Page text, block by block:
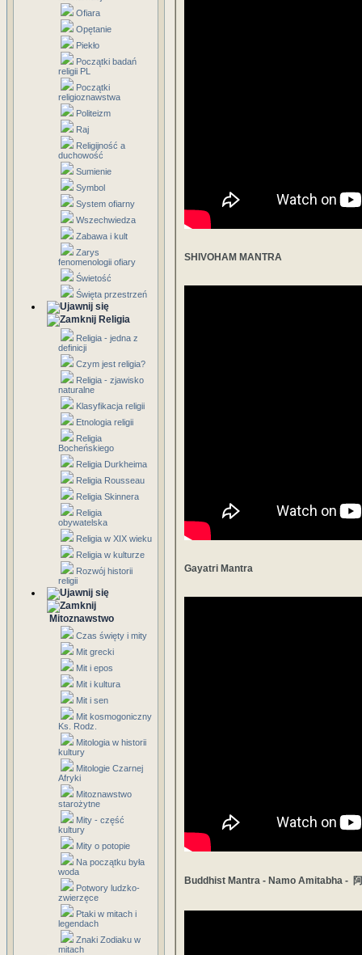
Ofiara
Opętanie
Piekło
Początki badań
religii PL
Początki
religioznawstwa
Politeizm
Raj
Religijność a
duchowość
Sumienie
Symbol
System ofiarny
Wszechwiedza
Zabawa i kult
Zarys
fenomenologii ofiary
Świetość
Święta przestrzeń
Religia
Religia - jedna z
definicji
Czym jest religia?
Religia - zjawisko
naturalne
Klasyfikacja religii
Etnologia religii
Religia
Bocheńskiego
Religia Durkheima
Religia Rousseau
Religia Skinnera
Religia
obywatelska
Religia w XIX wieku
Religia w kulturze
Rozwój historii
religii
Mitoznawstwo
Czas święty i mity
Mit grecki
Mit i epos
Mit i kultura
Mit i sen
Mit kosmogoniczny
Ks. Rodz.
Mitologia w historii
kultury
Mitologie Czarnej
Afryki
Mitoznawstwo
starożytne
Mity - część
kultury
Mity o potopie
Na początku była
woda
Potwory ludzko-
zwierzęce
Ptaki w mitach i
legendach
Znaki Zodiaku w
mitach
SHIVOHAM MANTRA
Gayatri Mantra
Buddhist Mantra - Namo Amitabha -